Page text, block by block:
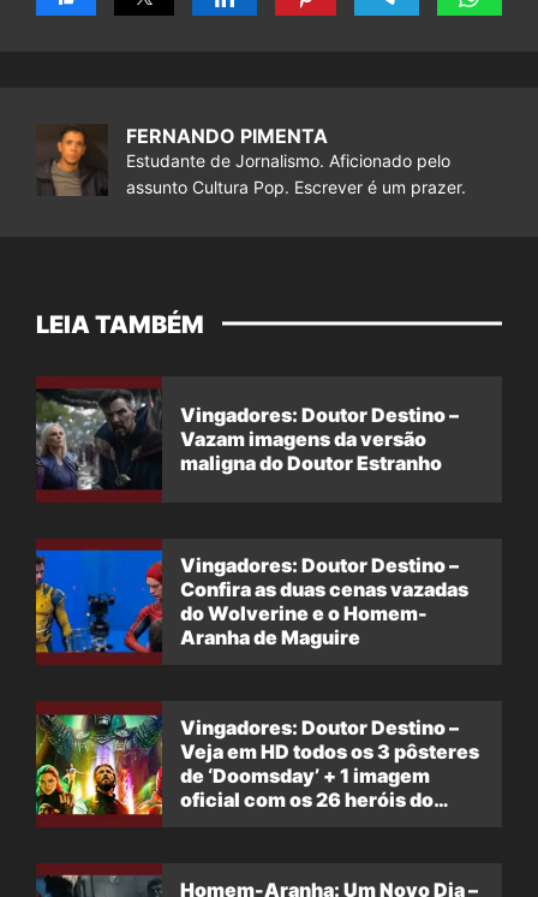
FERNANDO PIMENTA
Estudante de Jornalismo. Aficionado pelo
assunto Cultura Pop. Escrever é um prazer.
LEIA TAMBÉM
Vingadores: Doutor Destino –
Vazam imagens da versão
maligna do Doutor Estranho
Vingadores: Doutor Destino –
Confira as duas cenas vazadas
do Wolverine e o Homem-
Aranha de Maguire
Vingadores: Doutor Destino –
Veja em HD todos os 3 pôsteres
de ‘Doomsday’ + 1 imagem
oficial com os 26 heróis do
Homem-Aranha: Um Novo Dia –